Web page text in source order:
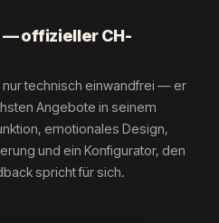
— offizieller CH-
nur technisch einwandfrei — er
Angebote in seinem
emotionales Design,
und ein Konfigurator, den
spricht für sich.